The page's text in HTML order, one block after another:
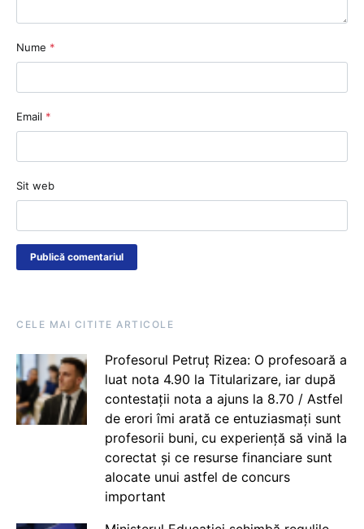
Nume *
Email *
Sit web
CELE MAI CITITE ARTICOLE
Profesorul Petruț Rizea: O profesoară a
luat nota 4.90 la Titularizare, iar după
contestații nota a ajuns la 8.70 / Astfel
de erori îmi arată ce entuziasmați sunt
profesorii buni, cu experiență să vină la
corectat și ce resurse financiare sunt
alocate unui astfel de concurs
important